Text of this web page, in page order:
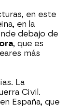
en este
en la
debajo de
, que es
más
La
Civil.
España, que